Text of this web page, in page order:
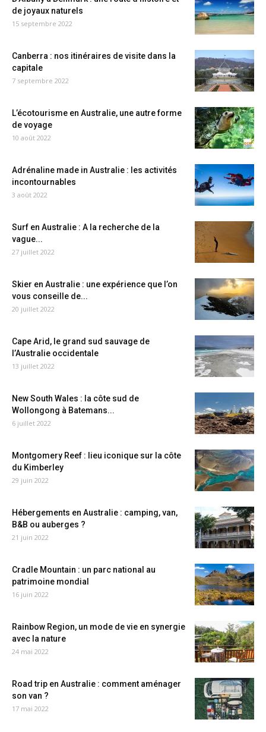
de joyaux naturels
15 septembre 2022
Canberra : nos itinéraires de visite dans la
capitale
7 septembre 2022
L’écotourisme en Australie, une autre forme
de voyage
10 août 2022
Adrénaline made in Australie : les activités
incontournables
3 août 2022
Surf en Australie : A la recherche de la
vague...
27 juillet 2022
Skier en Australie : une expérience que l’on
vous conseille de...
20 juillet 2022
Cape Arid, le grand sud sauvage de
l’Australie occidentale
13 juillet 2022
New South Wales : la côte sud de
Wollongong à Batemans...
6 juillet 2022
Montgomery Reef : lieu iconique sur la côte
du Kimberley
29 juin 2022
Hébergements en Australie : camping, van,
B&B ou auberges ?
21 juin 2022
Cradle Mountain : un parc national au
patrimoine mondial
16 juin 2022
Rainbow Region, un mode de vie en synergie
avec la nature
24 mai 2022
Road trip en Australie : comment aménager
son van ?
17 mai 2022